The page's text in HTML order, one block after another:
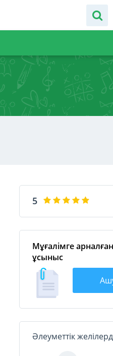
5
Мұғалімге
ұсыныс
Әлеуметтік